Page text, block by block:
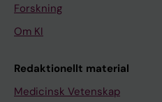
Forskning
Om KI
Redaktionellt material
Medicinsk Vetenskap